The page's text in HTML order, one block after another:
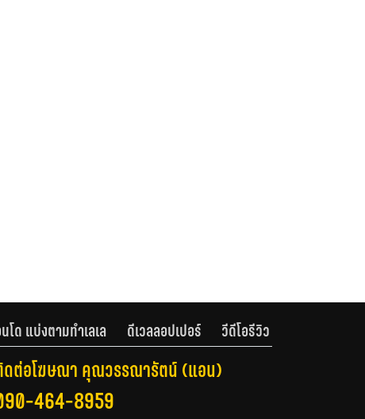
โด แบ่งตามทำเลเล ดีเวลลอปเปอร์ วีดีโอรีวิว
ต่อโฆษณา คุณวรรณารัตน์ (แอน)
464-8959